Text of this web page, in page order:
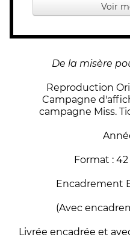
Voir
De la misère
Reproduction
Campagne
campagne Miss.
Format :
Encadrement
(Avec
Livrée encadrée et